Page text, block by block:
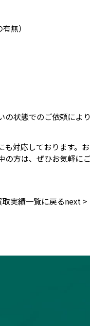
無）
状態でのご依頼によ
対応しております。
方は、ぜひお気軽に
取実績一覧に戻るnext >